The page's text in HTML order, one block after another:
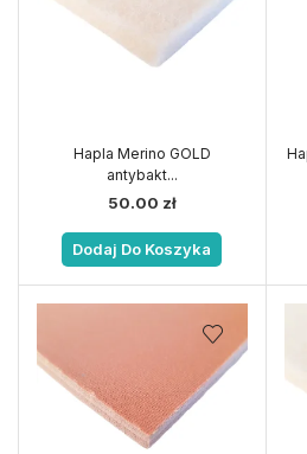
Hapla Merino GOLD
antybakt...
50.00 zł
Dodaj Do Koszyka